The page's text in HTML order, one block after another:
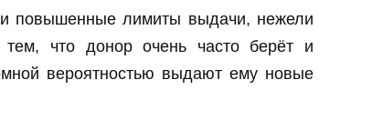
повышенные лимиты выдачи, нежели
что донор очень часто берёт и
вероятностью выдают ему новые